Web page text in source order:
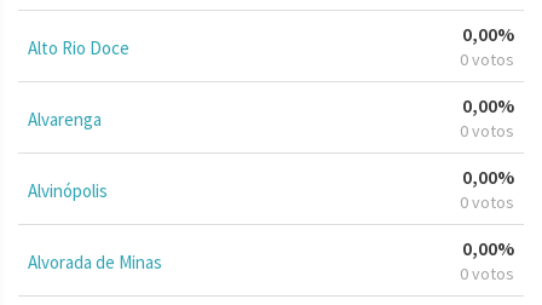
Alto Rio Doce
0,00%
0 votos
Alvarenga
0,00%
0 votos
Alvinópolis
0,00%
0 votos
Alvorada de Minas
0,00%
0 votos